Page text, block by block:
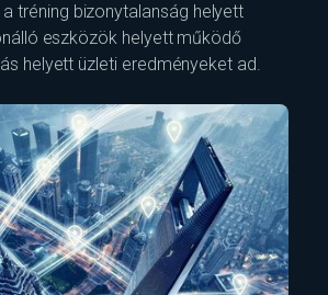
tréning bizonytalanság helyett
eszközök helyett működő
helyett üzleti eredményeket ad.